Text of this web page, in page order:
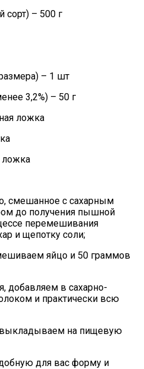
сорт) – 500 г
– 1 шт
3,2%) – 50 г
ложка
ложка
смешанное с сахарным
до получения пышной
перемешивания
и щепотку соли;
яйцо и 50 граммов
добавляем в сахарно-
и практически всю
на пищевую
для вас форму и